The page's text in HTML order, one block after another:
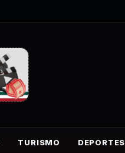
TURISMO DEPORTES